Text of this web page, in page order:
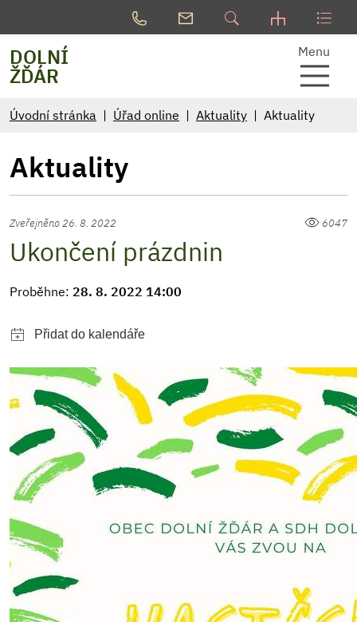
DOLNÍ
ŽĎÁR
Menu
Úvodní stránka Úřad online Aktuality Aktuality
Aktuality
Zveřejněno 26. 8. 2022 6047
Ukončení prázdnin
Proběhne: 28. 8. 2022 14:00